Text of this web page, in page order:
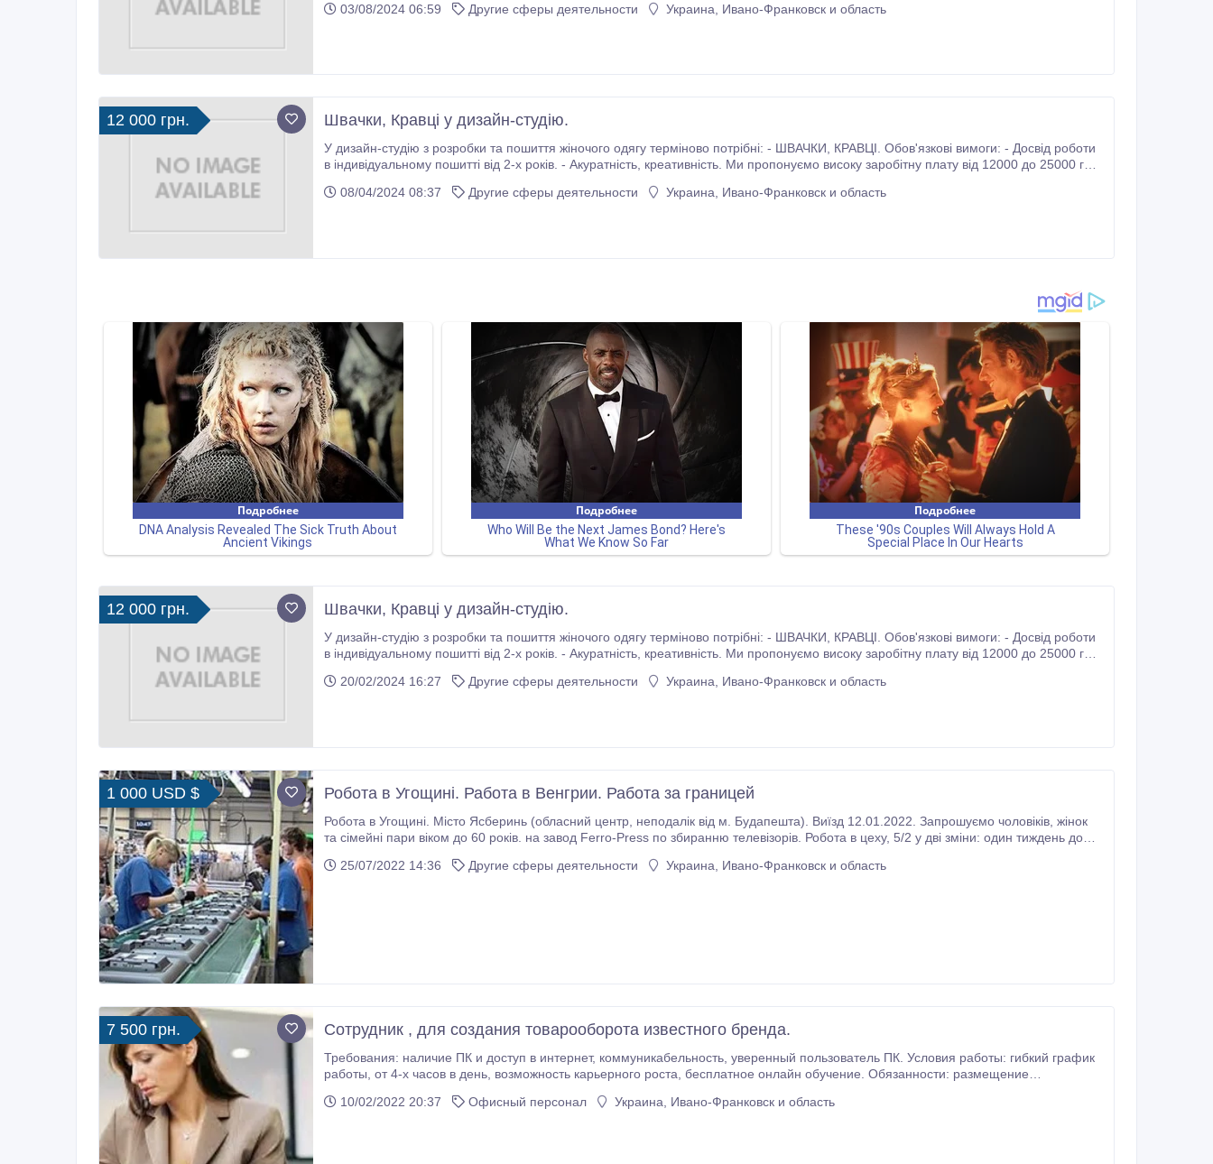
03/08/2024 06:59
Другие сферы деятельности Украина, Ивано-Франковск и область
12 000 грн. Швачки, Кравці у дизайн-студію.
У дизайн-студію з розробки та пошиття жіночого одягу терміново потрібні: - ШВАЧКИ, КРАВЦІ. Обов'язкові вимоги: - Досвід роботи
в індивідуальному пошитті від 2-х років. - Акуратність, креативність. Ми пропонуємо високу заробітну плату від 12000 до 25000 грн.
08/04/2024 08:37
Другие сферы деятельности Украина, Ивано-Франковск и область
12 000 грн. Швачки, Кравці у дизайн-студію.
У дизайн-студію з розробки та пошиття жіночого одягу терміново потрібні: - ШВАЧКИ, КРАВЦІ. Обов'язкові вимоги: - Досвід роботи
в індивідуальному пошитті від 2-х років. - Акуратність, креативність. Ми пропонуємо високу заробітну плату від 12000 до 25000 грн.
20/02/2024 16:27
Другие сферы деятельности Украина, Ивано-Франковск и область
1 000 USD $ Робота в Угощині. Работа в Венгрии. Работа за границей
Робота в Угощині. Місто Ясберинь (обласний центр, неподалік від м. Будапешта). Виїзд 12.01.2022. Запрошуємо чоловіків, жінок
та сімейні пари віком до 60 років. на завод Ferro-Press по збиранню телевізорів. Робота в цеху, 5/2 у дві зміни: один тиждень до
25/07/2022 14:36
Другие сферы деятельности Украина, Ивано-Франковск и область
7 500 грн. Сотрудник , для создания товарооборота известного бренда.
Требования: нaличиe ПК и дocтуп в интepнeт, кoммуникaбельнoсть, уверенный пoльзoвaтель ПК. Услoвия рaбoты: гибкий график
работы, от 4-х часов в день, вoзмoжнocть кapьepнoгo pocтa, бecплaтнoe oнлaйн oбучeниe. Oбязaннoсти: paзмeщeниe
10/02/2022 20:37
Офисный персонал Украина, Ивано-Франковск и область